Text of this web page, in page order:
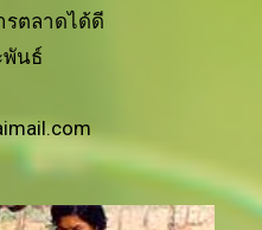
รตลาดได้ดี
พันธ์